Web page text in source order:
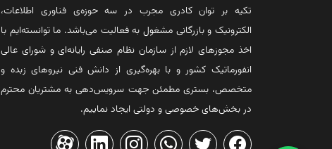
تکیه بر توان کادری مجرب در سه حوزه‌ی فناوری اطلاعات،
الکترونیک و بازرگانی مشغول به فعالیت می‌باشد. ما توانسته‌ایم با
اخذ مجوزهای لازم از سازمان نظام صنفی رایانه‌ای و شورای عالی
انفورماتیک کشور و با بهره‌گیری از دانش فنی نیروهای زبده و
متخصص، بستری مطمئن جهت سرویس‌دهی به مشتریان محترم
در بخش‌های خصوصی و دولتی ایجاد نماییم.